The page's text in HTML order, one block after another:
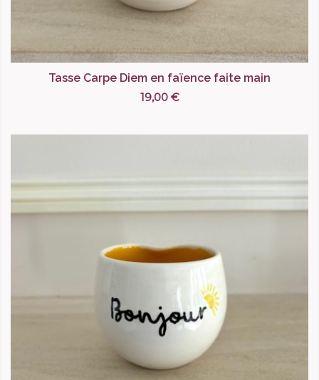
Tasse Carpe Diem en faïence faite main
19,00 €